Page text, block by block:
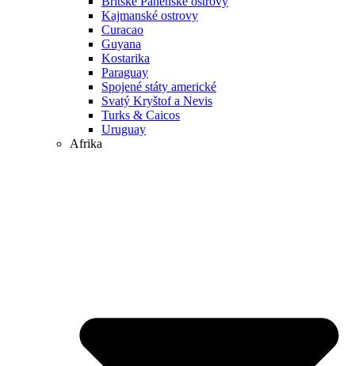
Kajmanské ostrovy
Curacao
Guyana
Kostarika
Paraguay
Spojené státy americké
Svatý Kryštof a Nevis
Turks & Caicos
Uruguay
Afrika